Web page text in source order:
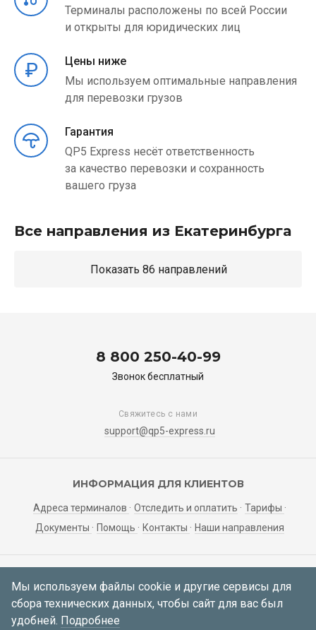
Терминалы расположены по всей России
и открыты для юридических лиц
Цены ниже
Мы используем оптимальные направления
для перевозки грузов
Гарантия
QP5 Express несёт ответственность
за качество перевозки и сохранность
вашего груза
Все направления из Екатеринбурга
Показать 86 направлений
8 800 250-40-99
Звонок бесплатный
Свяжитесь с нами
support@qp5-express.ru
ИНФОРМАЦИЯ ДЛЯ КЛИЕНТОВ
Адреса терминалов Отследить и оплатить
Тарифы
Документы
Помощь Контакты Наши направления
ЛИЧНЫЙ КАБИНЕТ
Мои заявки Регистрация Вход
Мы используем файлы cookie и другие сервисы для
сбора технических данных, чтобы сайт для вас был
удобней. Подробнее